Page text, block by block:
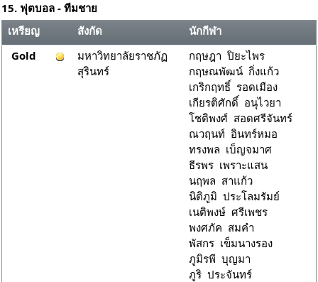
15. ฟุตบอล - ทีมชาย
เหรียญ
สังกัด
นักกีฬา
Gold
มหาวิทยาลัยราชภัฏ
สุรินทร์
กฤษฎา ปิยะไพร
กฤษณพัฒน์ กิ่งแก้ว
เกริกฤทธิ์ รอดเมือง
เกียรติศักดิ์ อนุไวยา
โชติพงศ์ สอดศรีจันทร์
ณวฤนท์ อินทร์หมอ
ทรงพล เบ็ญจมาศ
ธีรพร เพราะแสน
นฤพล สาแก้ว
นิติภูมิ ประโลมรัมย์
เนติพงษ์ ศรีเพชร
พงศภัค สมคำ
พัสกร เข็มนางรอง
ภูมิรพี บุญมา
ภูริ ประจันทร์